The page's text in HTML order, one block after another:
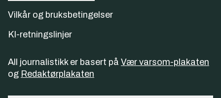
Vilkår og bruksbetingelser
KI-retningslinjer
All journalistikk er basert på Vær varsom-plakaten
og Redaktørplakaten